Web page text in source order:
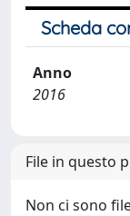
Scheda
Anno
2016
File in questo
Non ci sono